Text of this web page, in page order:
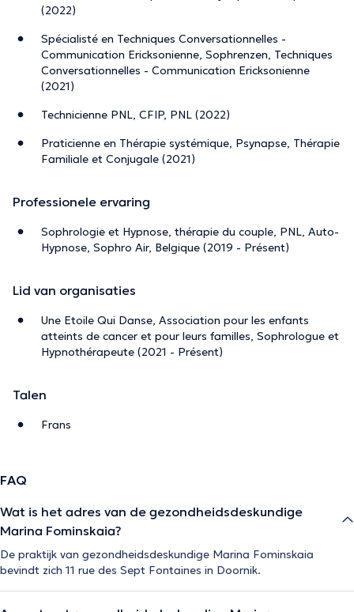
(2022)
Spécialisté en Techniques Conversationnelles -
Communication Ericksonienne, Sophrenzen, Techniques
Conversationnelles - Communication Ericksonienne
(2021)
Technicienne PNL, CFIP, PNL (2022)
Praticienne en Thérapie systémique, Psynapse, Thérapie
Familiale et Conjugale (2021)
Professionele ervaring
Sophrologie et Hypnose, thérapie du couple, PNL, Auto-
Hypnose, Sophro Air, Belgique (2019 - Présent)
Lid van organisaties
Une Etoile Qui Danse, Association pour les enfants
atteints de cancer et pour leurs familles, Sophrologue et
Hypnothérapeute (2021 - Présent)
Talen
Frans
FAQ
Wat is het adres van de gezondheidsdeskundige
Marina Fominskaia?
De praktijk van gezondheidsdeskundige Marina Fominskaia
bevindt zich 11 rue des Sept Fontaines in Doornik.